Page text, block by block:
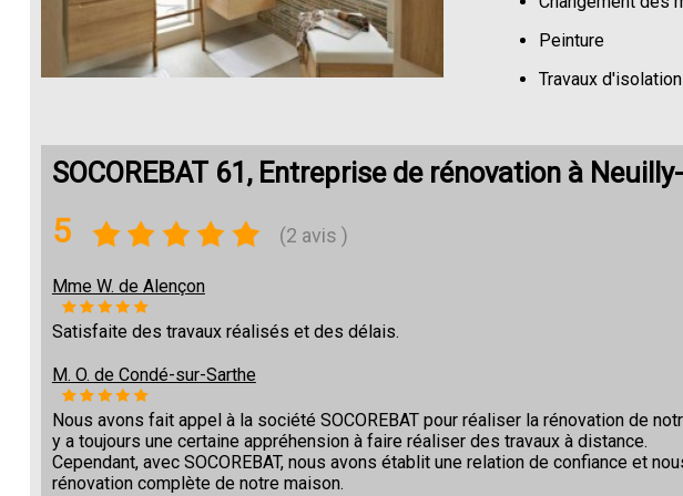
Peinture
Travaux d'isolation
SOCOREBAT 61, Entreprise de rénovation à
5 (2 avis )
Mme W. de Alençon
Satisfaite des travaux réalisés et des délais.
M. O. de Condé-sur-Sarthe
Nous avons fait appel à la société SOCOREBAT pour réaliser la rénovation de
y a toujours une certaine appréhension à faire réaliser des travaux à distance.
Cependant, avec SOCOREBAT, nous avons établit une relation de confiance et
rénovation complète de notre maison.